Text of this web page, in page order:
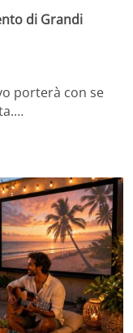
di Grandi
porterà con se